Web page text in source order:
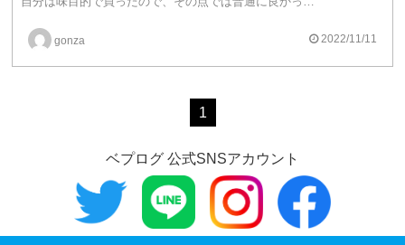
気を付ける点としては、換気をしていない部屋で使用するとチョコの匂いが充満する点です。
gonza 2022/11/11
1
ベプログ 公式SNSアカウント